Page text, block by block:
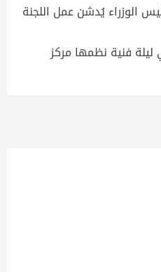
الوزراء يُدشن عمل اللجنة
ليلة فنية نظمها مركز